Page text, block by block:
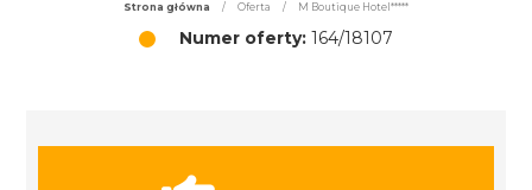
Strona główna / Oferta / M Boutique Hotel*****
Numer oferty: 164/18107